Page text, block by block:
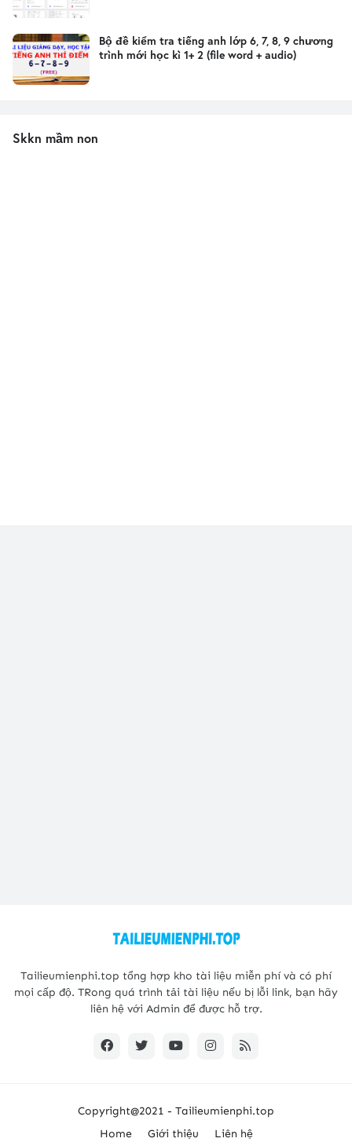
Bộ đề kiểm tra tiếng anh lớp 6, 7, 8, 9 chương
trình mới học kì 1+ 2 (file word + audio)
Skkn mầm non
Tailieumienphi.top tổng hợp kho tài liệu miễn phí và có phí
mọi cấp độ. TRong quá trình tải tài liệu nếu bị lỗi link, bạn hãy
liên hệ với Admin để được hỗ trợ.
Copyright@2021 - Tailieumienphi.top
Home
Giới thiệu Liên hệ